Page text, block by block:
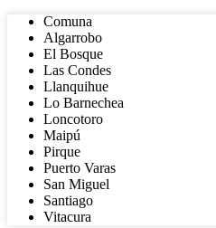
Comuna
Algarrobo
El Bosque
Las Condes
Llanquihue
Lo Barnechea
Loncotoro
Maipú
Pirque
Puerto Varas
San Miguel
Santiago
Vitacura